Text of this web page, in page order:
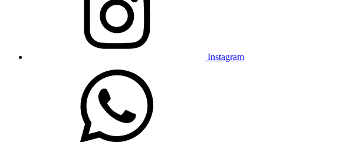
Instagram